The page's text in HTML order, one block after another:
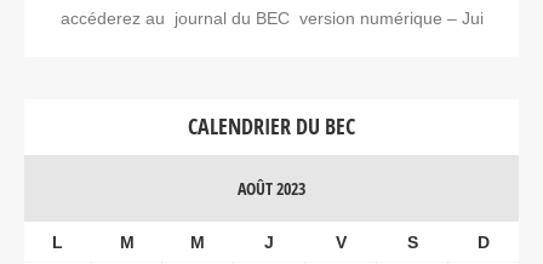
accéderez au journal du BEC version numérique – Jui
CALENDRIER DU BEC
AOÛT 2023
L M M J V S D